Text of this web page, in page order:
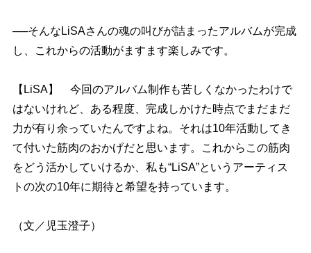
──そんなLiSAさんの魂の叫びが詰まったアルバムが完成
し、これからの活動がますます楽しみです。
【LiSA】 今回のアルバム制作も苦しくなかったわけで
はないけれど、ある程度、完成しかけた時点でまだまだ
力が有り余っていたんですよね。それは10年活動してき
て付いた筋肉のおかげだと思います。これからこの筋肉
をどう活かしていけるか、私も“LiSA”というアーティス
トの次の10年に期待と希望を持っています。
（文／児玉澄子）